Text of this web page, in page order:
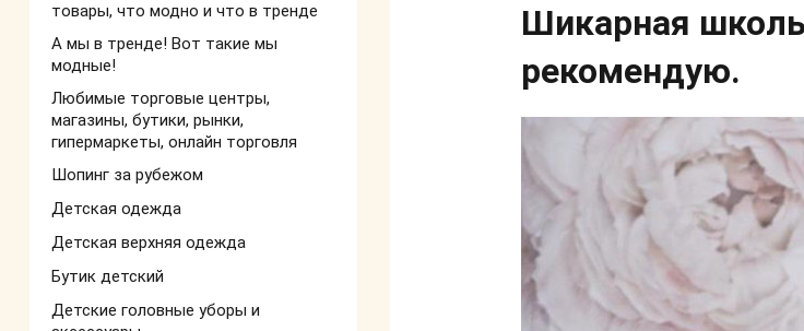
товары, что модно и что в тренде
А мы в тренде! Вот такие мы
модные!
Любимые торговые центры,
магазины, бутики, рынки,
гипермаркеты, онлайн торговля
Шопинг за рубежом
Детская одежда
Детская верхняя одежда
Бутик детский
Детские головные уборы и
Шикарная
рекомендую.